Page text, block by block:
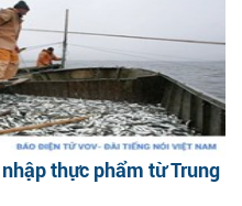
thực phẩm từ Trung